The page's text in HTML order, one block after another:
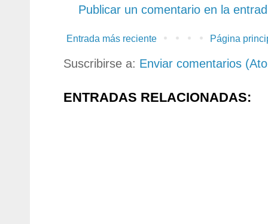
Publicar un comentario en la
Entrada más reciente Página
Suscribirse a: Enviar comentarios
ENTRADAS RELACIONADAS: